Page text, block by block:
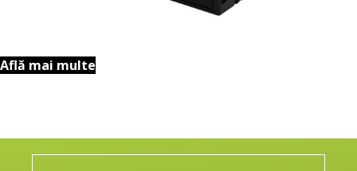
Află mai multe